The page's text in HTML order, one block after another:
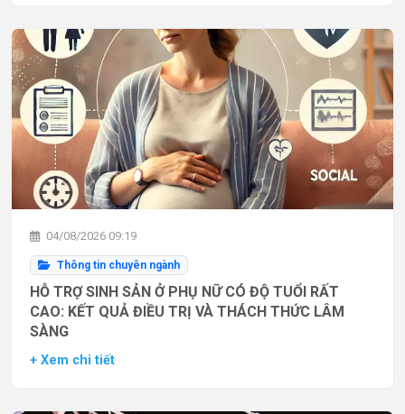
04/08/2026 09:19
Thông tin chuyên ngành
HỖ TRỢ SINH SẢN Ở PHỤ NỮ CÓ ĐỘ TUỔI RẤT
CAO: KẾT QUẢ ĐIỀU TRỊ VÀ THÁCH THỨC LÂM
SÀNG
+ Xem chi tiết